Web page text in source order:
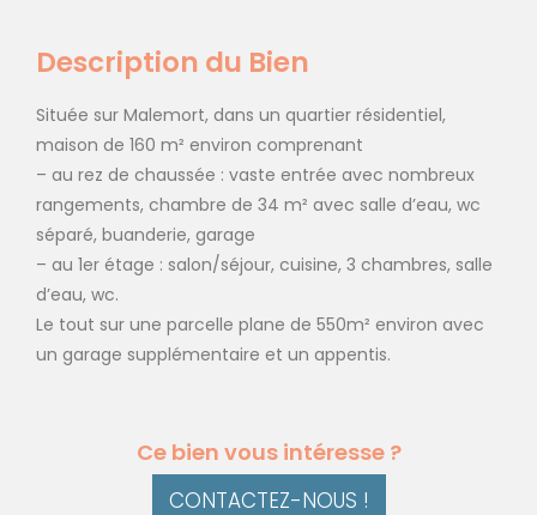
Description du Bien
Située sur Malemort, dans un quartier résidentiel,
maison de 160 m² environ comprenant
– au rez de chaussée : vaste entrée avec nombreux
rangements, chambre de 34 m² avec salle d’eau, wc
séparé, buanderie, garage
– au 1er étage : salon/séjour, cuisine, 3 chambres, salle
d’eau, wc.
Le tout sur une parcelle plane de 550m² environ avec
un garage supplémentaire et un appentis.
Ce bien vous intéresse ?
CONTACTEZ-NOUS !